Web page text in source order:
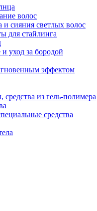
волос
и сияния светлых волос
для стайлинга
уход за бородой
эффектом
из гель-полимера
средства